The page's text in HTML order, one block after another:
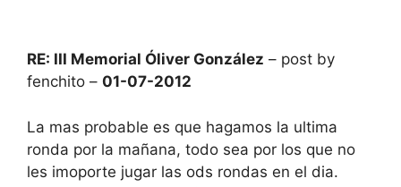
RE: III Memorial Óliver González – post by
fenchito – 01-07-2012
La mas probable es que hagamos la ultima
ronda por la mañana, todo sea por los que no
les imoporte jugar las ods rondas en el dia.